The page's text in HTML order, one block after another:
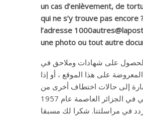
un cas d’enlèvement, de
qui ne s’y trouve pas encore
l’adresse
une photo ou tout autre
على شهادات وملاحق في
على هذا الموقع ، أو إذا
إلى حالات اختطاف أخرى من
قبل الجيش الفرنسي في الجزائر العاصمة عام 1957